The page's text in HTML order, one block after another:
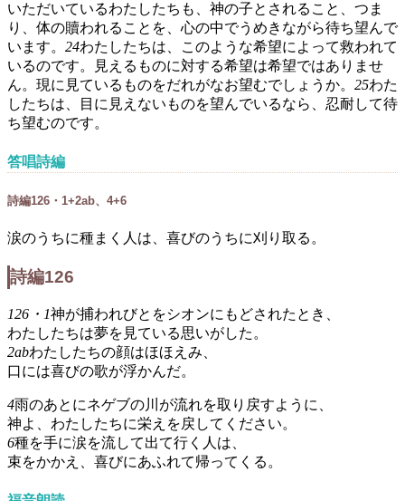
いただいているわたしたちも、神の子とされること、つま
り、体の贖われることを、心の中でうめきながら待ち望んで
います。 24わたしたちは、このような希望によって救われて
いるのです。見えるものに対する希望は希望ではありませ
ん。現に見ているものをだれがなお望むでしょうか。 25わた
したちは、目に見えないものを望んでいるなら、忍耐して待
ち望むのです。
答唱詩編
詩編126・1+2ab、4+6
涙のうちに種まく人は、喜びのうちに刈り取る。
詩編126
126・1神が捕われびとをシオンにもどされたとき、
わたしたちは夢を見ている思いがした。
2abわたしたちの顔はほほえみ、
口には喜びの歌が浮かんだ。
4雨のあとにネゲブの川が流れを取り戻すように、
神よ、わたしたちに栄えを戻してください。
6種を手に涙を流して出て行く人は、
束をかかえ、喜びにあふれて帰ってくる。